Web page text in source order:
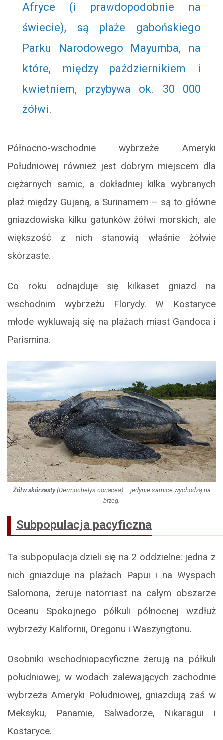
Afryce (i prawdopodobnie na
świecie), są plaże gabońskiego
Parku Narodowego Mayumba, na
które, między październikiem i
kwietniem, przybywa ok. 30 000
żółwi.
Północno-wschodnie wybrzeże Ameryki
Południowej również jest dobrym miejscem dla
ciężarnych samic, a dokładniej kilka wybranych
plaż między Gujaną, a Surinamem – są to główne
gniazdowiska kilku gatunków żółwi morskich, ale
większość z nich stanowią właśnie żółwie
skórzaste.
Co roku odnajduje się kilkaset gniazd na
wschodnim wybrzeżu Florydy. W Kostaryce
młode wykluwają się na plażach miast Gandoca i
Parismina.
Żółw skórzasty(Dermochelys coriacea) – jedynie samice wychodzą na
brzeg.
Subpopulacja pacyficzna
Ta subpopulacja dzieli się na 2 oddzielne: jedna z
nich gniazduje na plażach Papui i na Wyspach
Salomona, żeruje natomiast na całym obszarze
Oceanu Spokojnego półkuli północnej wzdłuż
wybrzeży Kalifornii, Oregonu i Waszyngtonu.
Osobniki wschodniopacyficzne żerują na półkuli
południowej, w wodach zalewających zachodnie
wybrzeża Ameryki Południowej, gniazdują zaś w
Meksyku, Panamie, Salwadorze, Nikaragui i
Kostaryce.